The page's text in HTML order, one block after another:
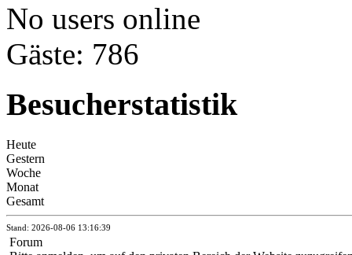
No users online
Gäste: 786
Besucherstatistik
Heute
Gestern
Woche
Monat
Gesamt
Stand: 2026-08-06 13:16:39
Forum